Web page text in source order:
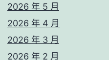
2026 年 5 月
2026 年 4 月
2026 年 3 月
2026 年 2 月